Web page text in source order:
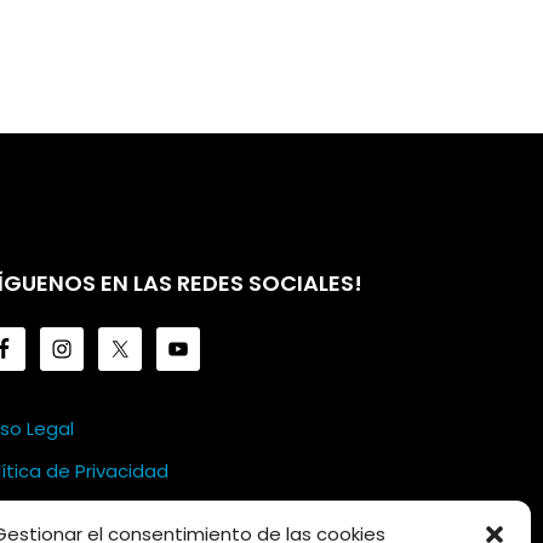
el consentimiento de las cookies
EN LAS REDES SOCIALES!
Legal
de Privacidad